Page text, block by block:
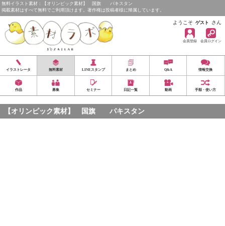
無料イラスト素材：【オリンピック素材】 国旗 パキスタン
掲載素材はすべて無料でご利用頂けます。著作権は投稿者様に帰属しています。
ようこそ ゲスト さん
会員登録 会員ログイン
イラストレータ 無料素材 LINEスタンプ まとめ Q&A 情報交換
作品 募集 セミナー 日記一覧 動画 手順・使い方
【オリンピック素材】 国旗 パキスタン